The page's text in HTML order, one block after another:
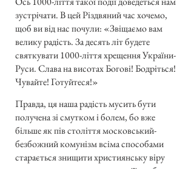
зустрічати. В цей Різдвяний час хочемо,
щоб ви від нас почули: «Звіщаємо вам
велику радість. За десять літ будете
святкувати 1000-ліття хрещення України-
Руси. Слава на висотах Богові! Бодріться!
Чувайте! Готуйтеся!»
Правда, ця наша радість мусить бути
получена зі смутком і болем, бо вже
більше як пів століття московський-
безбожний комунізм всіма способами
старається знищити християнську віру